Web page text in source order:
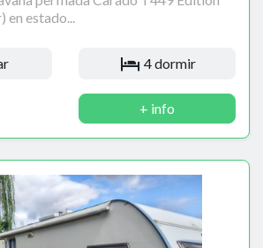
en estado...
4 dormir
+ info